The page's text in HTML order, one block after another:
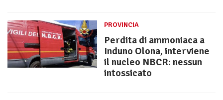
PROVINCIA
Perdita di ammoniaca a
Induno Olona, interviene
il nucleo NBCR: nessun
intossicato